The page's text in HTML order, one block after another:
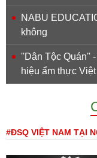
NABU
không
''Dân Tộc Quán''
hiệu ẩm thực
#ĐSQ VIỆT NAM TẠI